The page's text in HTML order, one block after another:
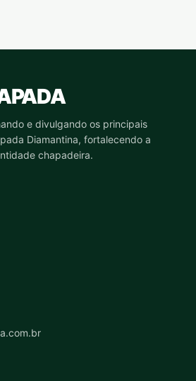
e divulgando os principais
Diamantina, fortalecendo a
chapadeira.